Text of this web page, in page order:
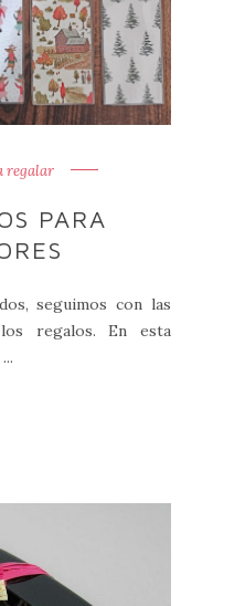
regalar
PARA
seguimos con las
regalos. En esta